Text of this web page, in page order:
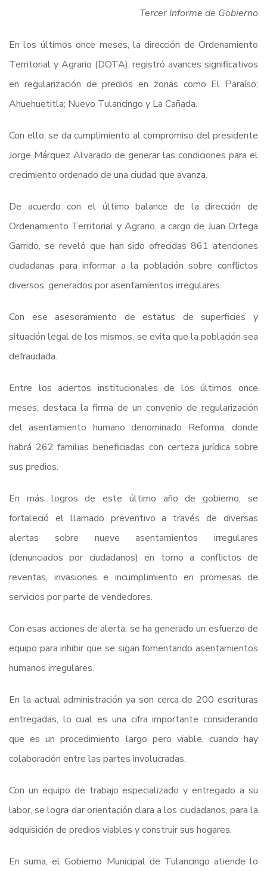
Tercer Informe de Gobierno
En los últimos once meses, la dirección de Ordenamiento
Territorial y Agrario (DOTA), registró avances significativos
en regularización de predios en zonas como El Paraíso;
Ahuehuetitla; Nuevo Tulancingo y La Cañada.
Con ello, se da cumplimiento al compromiso del presidente
Jorge Márquez Alvarado de generar las condiciones para el
crecimiento ordenado de una ciudad que avanza.
De acuerdo con el último balance de la dirección de
Ordenamiento Territorial y Agrario, a cargo de Juan Ortega
Garrido, se reveló que han sido ofrecidas 861 atenciones
ciudadanas para informar a la población sobre conflictos
diversos, generados por asentamientos irregulares.
Con ese asesoramiento de estatus de superficies y
situación legal de los mismos, se evita que la población sea
defraudada.
Entre los aciertos institucionales de los últimos once
meses, destaca la firma de un convenio de regularización
del asentamiento humano denominado Reforma, donde
habrá 262 familias beneficiadas con certeza jurídica sobre
sus predios.
En más logros de este último año de gobierno, se
fortaleció el llamado preventivo a través de diversas
alertas sobre nueve asentamientos irregulares
(denunciados por ciudadanos) en torno a conflictos de
reventas, invasiones e incumplimiento en promesas de
servicios por parte de vendedores.
Con esas acciones de alerta, se ha generado un esfuerzo de
equipo para inhibir que se sigan fomentando asentamientos
humanos irregulares.
En la actual administración ya son cerca de 200 escrituras
entregadas, lo cual es una cifra importante considerando
que es un procedimiento largo pero viable, cuando hay
colaboración entre las partes involucradas.
Con un equipo de trabajo especializado y entregado a su
labor, se logra dar orientación clara a los ciudadanos, para la
adquisición de predios viables y construir sus hogares.
En suma, el Gobierno Municipal de Tulancingo atiende lo